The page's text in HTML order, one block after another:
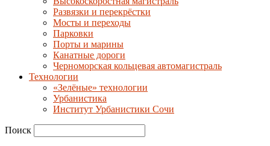
Развязки и перекрёстки
Мосты и переходы
Парковки
Порты и марины
Канатные дороги
Черноморская кольцевая автомагистраль
Технологии
«Зелёные» технологии
Урбанистика
Институт Урбанистики Сочи
Поиск